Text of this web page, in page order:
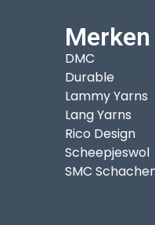
Merken
DMC
Durable
Lammy Yarns
Lang Yarns
Rico Design
Scheepjeswol
SMC